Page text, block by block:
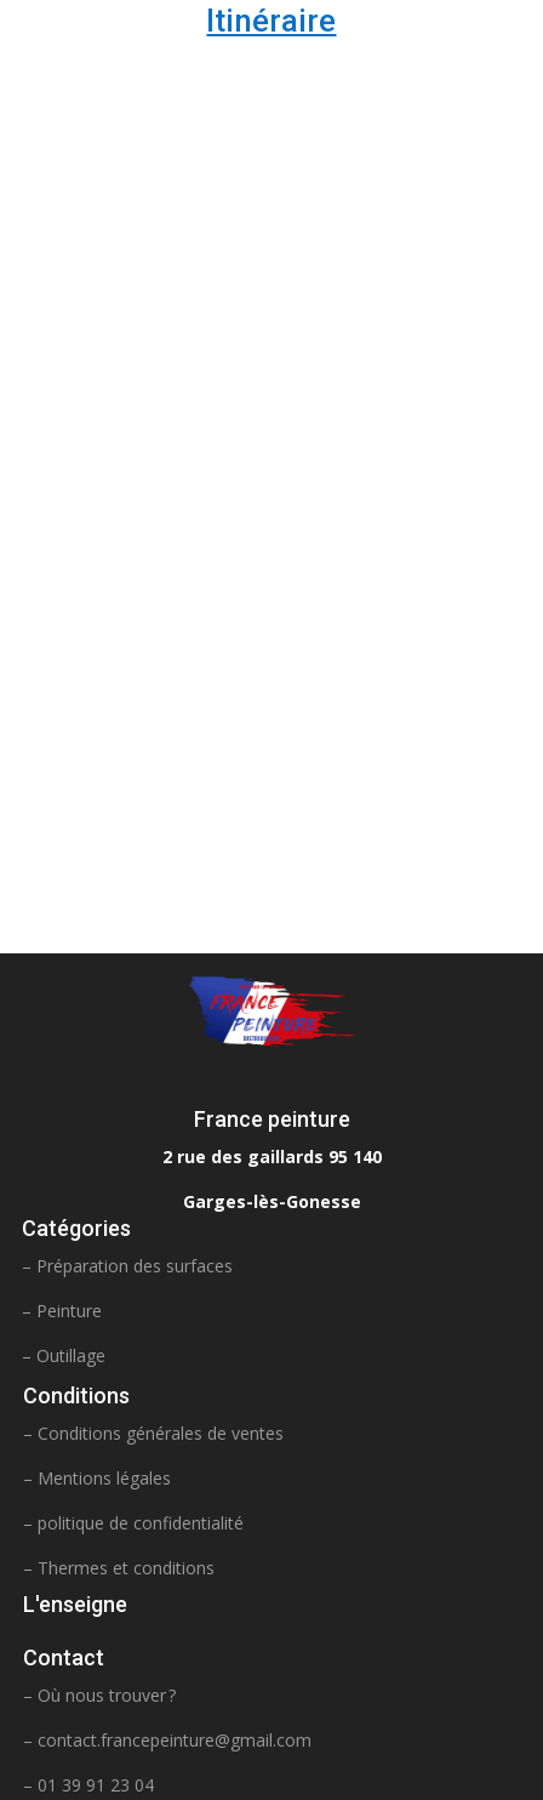
Itinéraire
France peinture
2 rue des gaillards 95 140
Garges-lès-Gonesse
Catégories
– Préparation des surfaces
– Peinture
– Outillage
Conditions
– Conditions générales de ventes
– Mentions légales
– politique de confidentialité
– Thermes et conditions
L'enseigne
Contact
– Où nous trouver ?
– contact.francepeinture@gmail.com
– 01 39 91 23 04